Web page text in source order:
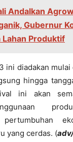
Andalkan
Gubernur
Lahan Produktif
ini diadakan
hingga
ini akan
pertumbuhan
yang cerdas. (